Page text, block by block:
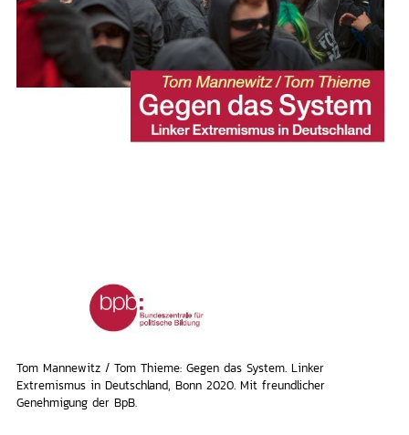
Tom Mannewitz / Tom Thieme: Gegen das System. Linker
Extremismus in Deutschland, Bonn 2020. Mit freundlicher
Genehmigung der BpB.